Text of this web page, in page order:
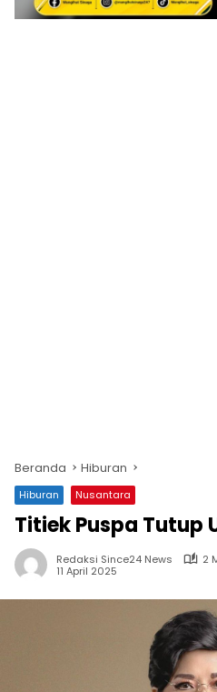
Beranda Hiburan
Hiburan Nusantara
Titiek Puspa Tutup
Redaksi Since24 News
2
11 April 2025